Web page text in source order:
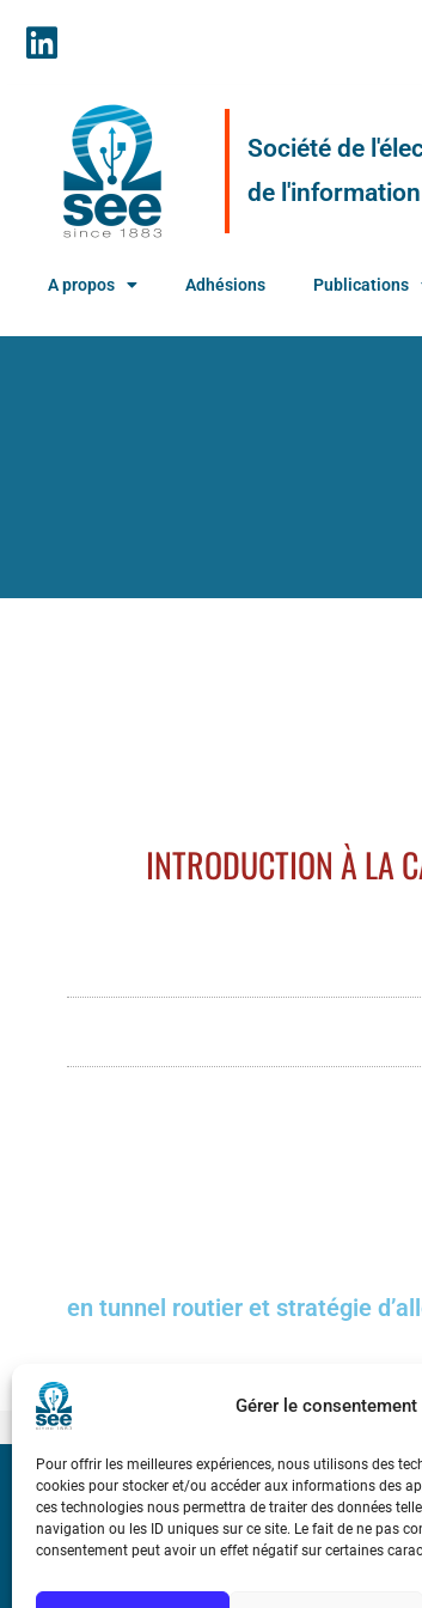
Gérer le consentement
Pour offrir les meilleures expériences, nous utilisons des
cookies pour stocker et/ou accéder aux informations des
ces technologies nous permettra de traiter des données
navigation ou les ID uniques sur ce site. Le fait de ne pas
consentement peut avoir un effet négatif sur certaines
Société de
de
A propos Adhésions Publications
INTRODUCTION À LA
en tunnel routier et stratégie